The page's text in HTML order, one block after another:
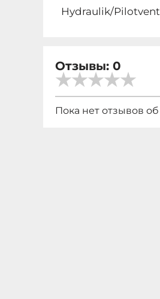
Hydraulik/
Отзывы: 0
Пока нет отзывов